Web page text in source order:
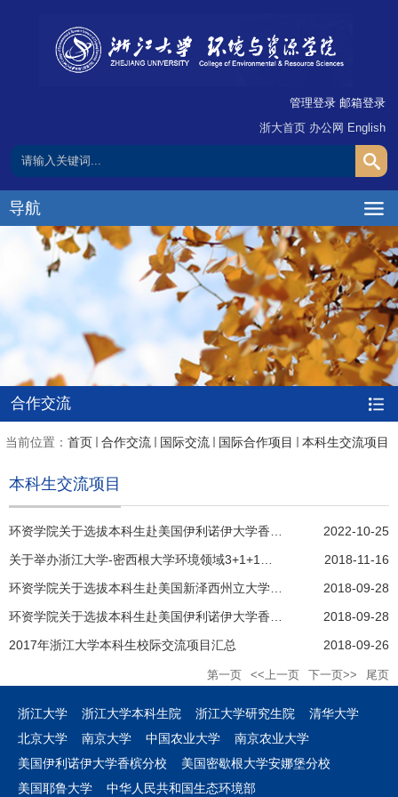
管理登录 邮箱登录
浙大首页 办公网 English
导航
合作交流
当前位置： 首页 合作交流 国际交流 国际合作项目 本科生交流项目
本科生交流项目
环资学院关于选拔本科生赴美国伊利诺伊大学香槟分校（UIUC）参加2023年3+2本硕联合培养项目的通知
2022-10-25
关于举办浙江大学-密西根大学环境领域3+1+1本硕联合培养项目宣讲会的通知
2018-11-16
环资学院关于选拔本科生赴美国新泽西州立大学参加2019年“3+2”项目的通知
2018-09-28
环资学院关于选拔本科生赴美国伊利诺伊大学香槟分校（UIUC）参加2019年“3+2”项目的通知
2018-09-28
2017年浙江大学本科生校际交流项目汇总
2018-09-26
第一页 <<上一页 下一页>> 尾页
浙江大学 浙江大学本科生院 浙江大学研究生院
清华大学
北京大学
南京大学 中国农业大学
南京农业大学
美国伊利诺伊大学香槟分校
美国密歇根大学安娜堡分校
美国耶鲁大学
中华人民共和国生态环境部